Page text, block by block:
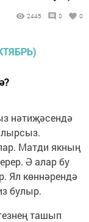
2445 0 0
нәтиҗәсендә
Матди якның
Ә алар бу
Ял көннәрендә
булыр.
ташып